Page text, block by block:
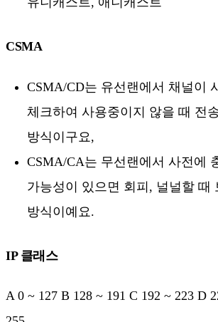
CSMA
CSMA/CD는 유선랜에서 채널이
체크하여 사용중이지 않을 때 전
방식이구요,
CSMA/CA는 무선랜에서 사전에
가능성이 있으면 회피, 널널할 때
방식이예요.
IP 클래스
A 0 ~ 127 B 128 ~ 191 C 192 ~ 223 D